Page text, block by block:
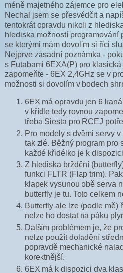
méně majetného zájemce pro
Nechal jsem se přesvědčit a
tentokrát opravdu nikoli z
hlediska možností programování
se kterými mám dovolím si říci
Nejprve zásadní poznámka -
s Futabami 6EXA(P) pro
zapomeňte - 6EX 2,4GHz se v
možnosti si dovolím v bodech
6EX má opravdu jen 6
v křídle tedy rovnou
třeba Siesta pro RCEJ
Pro modely s dvěmi servy
tak zlé. Běžný program pro
každé křidélko je k
Z hlediska brždění
funkci FLTR (Flap trim).
klapek vysunou obě serva
butterfly je tu. Toto celkem
Butterfly ale lze (podle mě)
nelze ho dostat na páku
Dalším problémem je, že
nelze použít doladění
popravdě mechanické
korektnější.
6EX má k dispozici dva